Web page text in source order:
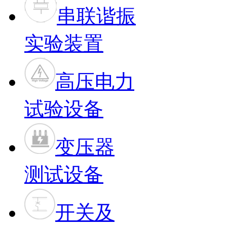
串联谐振
实验装置
高压电力
试验设备
变压器
测试设备
开关及